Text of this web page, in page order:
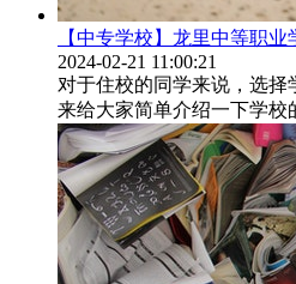
【中专学校】龙里中等职
2024-02-21 11:00:21
对于住校的同学来说，选
来给大家简单介绍一下学校